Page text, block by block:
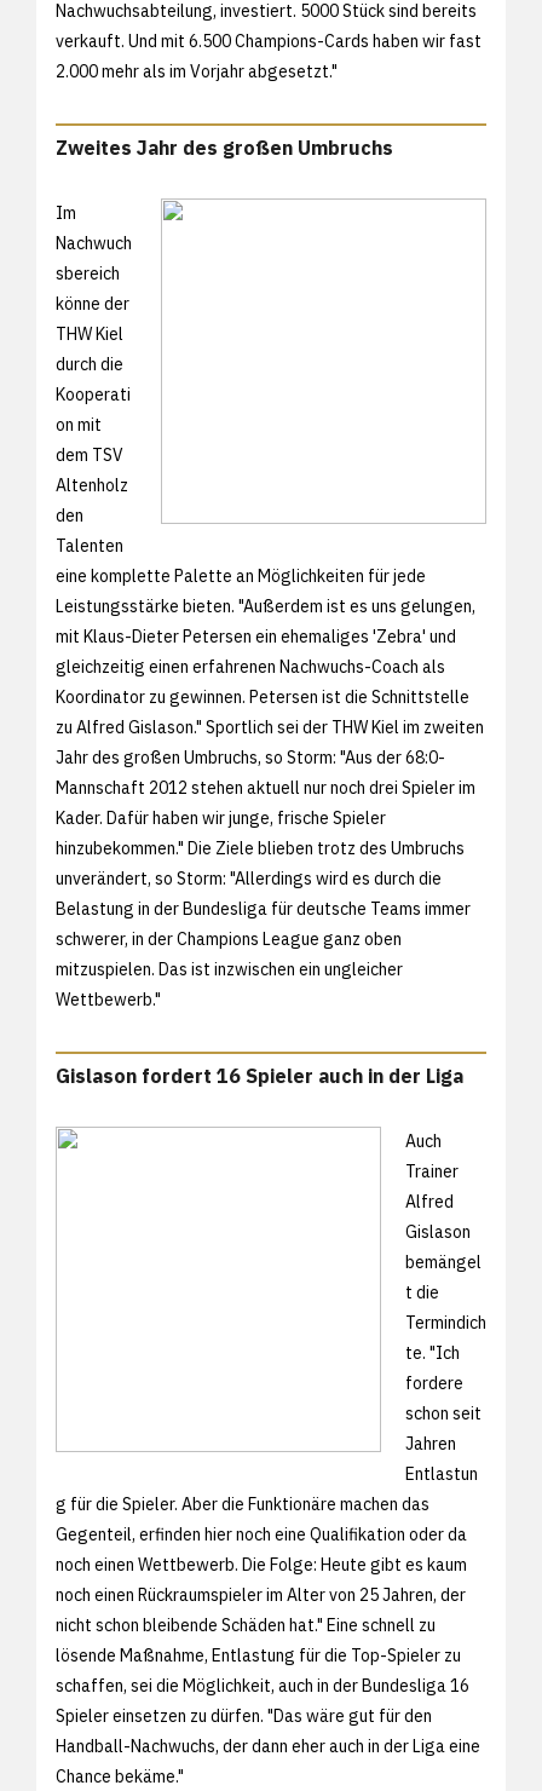
Nachwuchsabteilung, investiert. 5000 Stück sind bereits
verkauft. Und mit 6.500 Champions-Cards haben wir fast
2.000 mehr als im Vorjahr abgesetzt."
Zweites Jahr des großen Umbruchs
Im
Nachwuch
sbereich
könne der
THW Kiel
durch die
Kooperati
on mit
dem TSV
Altenholz
den
Talenten
eine komplette Palette an Möglichkeiten für jede
Leistungsstärke bieten. "Außerdem ist es uns gelungen,
mit Klaus-Dieter Petersen ein ehemaliges 'Zebra' und
gleichzeitig einen erfahrenen Nachwuchs-Coach als
Koordinator zu gewinnen. Petersen ist die Schnittstelle
zu Alfred Gislason." Sportlich sei der THW Kiel im zweiten
Jahr des großen Umbruchs, so Storm: "Aus der 68:0-
Mannschaft 2012 stehen aktuell nur noch drei Spieler im
Kader. Dafür haben wir junge, frische Spieler
hinzubekommen." Die Ziele blieben trotz des Umbruchs
unverändert, so Storm: "Allerdings wird es durch die
Belastung in der Bundesliga für deutsche Teams immer
schwerer, in der Champions League ganz oben
mitzuspielen. Das ist inzwischen ein ungleicher
Wettbewerb."
Gislason fordert 16 Spieler auch in der Liga
Auch
Trainer
Alfred
Gislason
bemängel
t die
Termindich
te. "Ich
fordere
schon seit
Jahren
Entlastun
g für die Spieler. Aber die Funktionäre machen das
Gegenteil, erfinden hier noch eine Qualifikation oder da
noch einen Wettbewerb. Die Folge: Heute gibt es kaum
noch einen Rückraumspieler im Alter von 25 Jahren, der
nicht schon bleibende Schäden hat." Eine schnell zu
lösende Maßnahme, Entlastung für die Top-Spieler zu
schaffen, sei die Möglichkeit, auch in der Bundesliga 16
Spieler einsetzen zu dürfen. "Das wäre gut für den
Handball-Nachwuchs, der dann eher auch in der Liga eine
Chance bekäme."